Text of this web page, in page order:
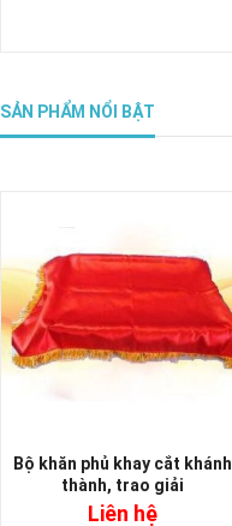
SẢN PHẨM NỔI BẬT
Bộ khăn phủ khay cắt khánh
thành, trao giải
Liên hệ